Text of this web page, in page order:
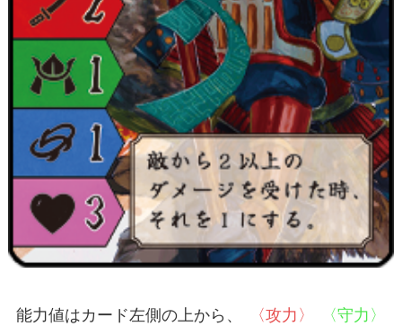
能力値はカード左側の上から、 〈攻力〉 〈守力〉